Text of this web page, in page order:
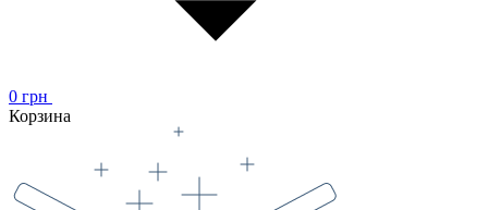
0 грн
Корзина